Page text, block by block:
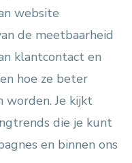
website
de meetbaarheid
klantcontact en
hoe ze beter
worden. Je kijkt
die je kunt
en binnen ons